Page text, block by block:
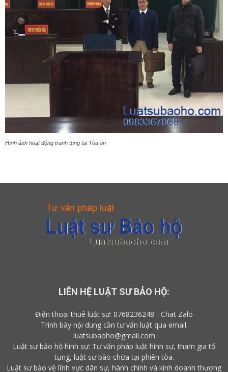
Hình ảnh hoạt động tranh tụng tại Tòa án
LIÊN HỆ LUẬT SƯ BẢO HỘ:
Điện thoại thuê luật sư: 0768236248 - Chat Zalo
Trình bày nội dung cần tư vấn luật qua email:
luatsubaoho@gmail.com
Luật sư bảo hộ hình sự: Tư vấn pháp luật hình sự, tham gia tố
tụng, luật sư bào chữa tại phiên tòa.
Luật sư bảo vệ lĩnh vực dân sự, hành chính và kinh doanh thương